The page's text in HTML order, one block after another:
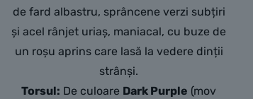
de fard albastru, sprâncene verzi subțiri
și acel rânjet uriaș, maniacal, cu buze de
un roșu aprins care lasă la vedere dinții
strânși.
Torsul: De culoare Dark Purple (mov